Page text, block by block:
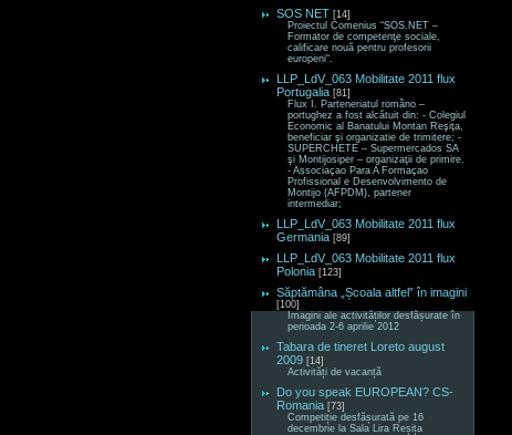
SOS NET [14]
Proiectul Comenius “SOS.NET –
Formator de competenţe sociale,
calificare nouă pentru profesorii
europeni“.
LLP_LdV_063 Mobilitate 2011 flux
Portugalia [81]
Flux I. Parteneriatul româno –
portughez a fost alcătuit din: - Colegiul
Economic al Banatului Montan Reşiţa,
beneficiar şi organizatie de trimitere; -
SUPERCHETE – Supermercados SA
şi Montijosiper – organizaţii de primire.
- Associaçao Para A Formaçao
Profissional e Desenvolvimento de
Montijo (AFPDM), partener
intermediar;
LLP_LdV_063 Mobilitate 2011 flux
Germania [89]
LLP_LdV_063 Mobilitate 2011 flux
Polonia [123]
Săptămâna „Școala altfel” în imagini
[100]
Imagini ale activităților desfășurate în
perioada 2-6 aprilie 2012
Tabara de tineret Loreto august
2009 [14]
Activități de vacanță
Do you speak EUROPEAN? CS-
Romania [73]
Competiție desfășurată pe 16
decembrie la Sala Lira Reșița